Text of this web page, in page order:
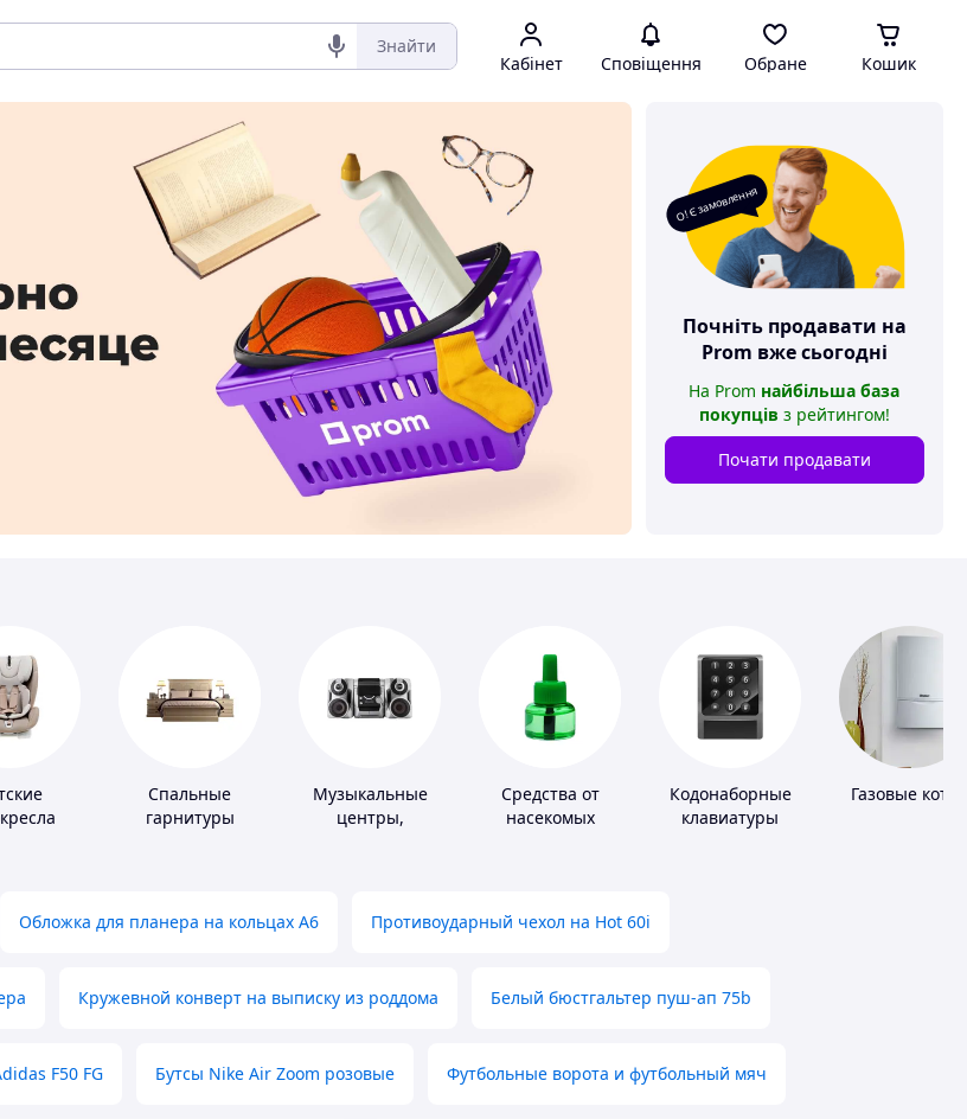
Знайти
Кабінет Сповіщення Обране Кошик
О! Є замовлення
Почніть продавати на
Prom вже сьогодні
На Prom найбільша база
покупців з рейтингом!
Почати продавати
Спальные
гарнитуры
Музыкальные
центры,
Средства от
насекомых
Кодонаборные
клавиатуры
Газовые
Обложка для планера на кольцах А6 Противоударный чехол на Hot 60i
Кружевной конверт на выписку из роддома Белый бюстгальтер пуш-ап 75b
F50 FG Бутсы Nike Air Zoom розовые Футбольные ворота и футбольный мяч